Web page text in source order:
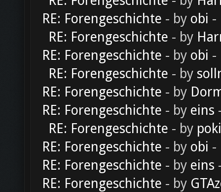
RE: Forengeschichte - by obi -
RE: Forengeschichte - by
RE: Forengeschichte - by obi -
RE: Forengeschichte - by
RE: Forengeschichte - by
RE: Forengeschichte - by eins
RE: Forengeschichte - by
RE: Forengeschichte - by obi -
RE: Forengeschichte - by eins
RE: Forengeschichte - by